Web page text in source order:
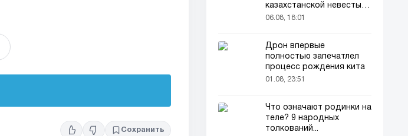
Сохранить
казахстанской невесты в
качестве махра удивило
06.08, 18:01
Дрон впервые
полностью запечатлел
процесс рождения кита
01.08, 23:51
Что означают родинки на
теле? 9 народных
толкований...